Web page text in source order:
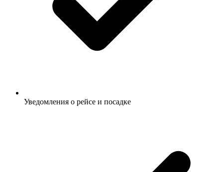
Уведомления о рейсе и посадке